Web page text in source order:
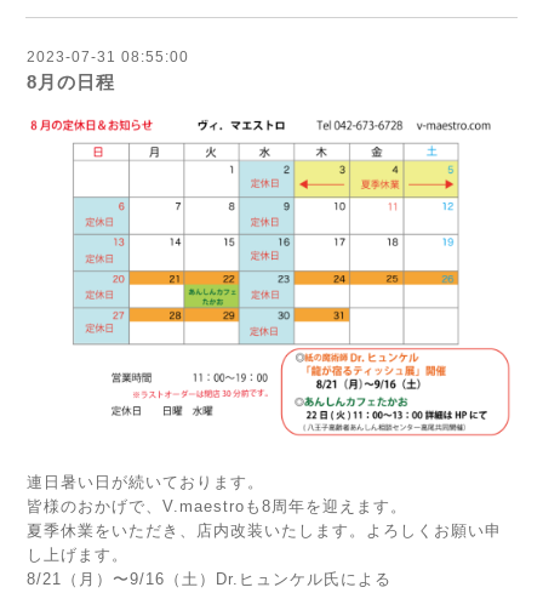
2023-07-31 08:55:00
8月の日程
連日暑い日が続いております。
皆様のおかげで、V.maestroも8周年を迎えます。
夏季休業をいただき、店内改装いたします。よろしくお願い申
し上げます。
8/21（月）〜9/16（土）Dr.ヒュンケル氏による